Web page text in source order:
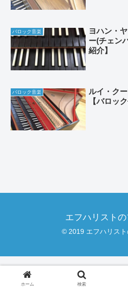
バロック音楽
ヨハン・
ー(チェン
紹介】
バロック音楽
ルイ・ク
【バロッ
エフハリスト
© 2019 エフハリス
ホーム 検索